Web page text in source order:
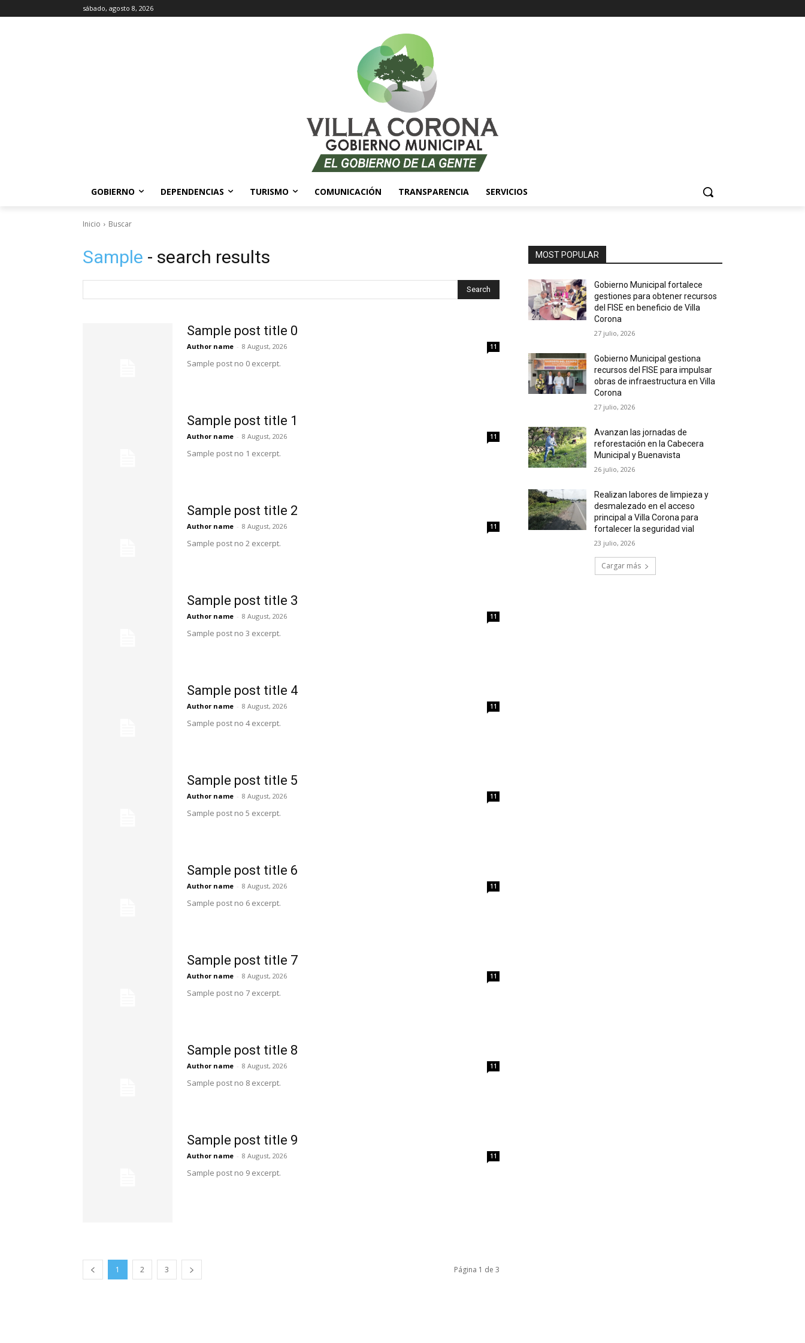
sábado, agosto 8, 2026
GOBIERNO DEPENDENCIAS TURISMO COMUNICACIÓN TRANSPARENCIA SERVICIOS
Inicio Buscar
Sample - search results
Search
Sample post title 0
Author name - 8 August, 2026 11
Sample post no 0 excerpt.
Sample post title 1
Author name - 8 August, 2026 11
Sample post no 1 excerpt.
Sample post title 2
Author name - 8 August, 2026 11
Sample post no 2 excerpt.
Sample post title 3
Author name - 8 August, 2026 11
Sample post no 3 excerpt.
Sample post title 4
Author name - 8 August, 2026 11
Sample post no 4 excerpt.
Sample post title 5
Author name - 8 August, 2026 11
Sample post no 5 excerpt.
Sample post title 6
Author name - 8 August, 2026 11
Sample post no 6 excerpt.
Sample post title 7
Author name - 8 August, 2026 11
Sample post no 7 excerpt.
Sample post title 8
Author name - 8 August, 2026 11
Sample post no 8 excerpt.
Sample post title 9
Author name - 8 August, 2026 11
Sample post no 9 excerpt.
1 2 3 Página 1 de 3
MOST POPULAR
Gobierno Municipal fortalece
gestiones para obtener recursos
del FISE en beneficio de Villa
Corona
27 julio, 2026
Gobierno Municipal gestiona
recursos del FISE para impulsar
obras de infraestructura en Villa
Corona
27 julio, 2026
Avanzan las jornadas de
reforestación en la Cabecera
Municipal y Buenavista
26 julio, 2026
Realizan labores de limpieza y
desmalezado en el acceso
principal a Villa Corona para
fortalecer la seguridad vial
23 julio, 2026
Cargar más